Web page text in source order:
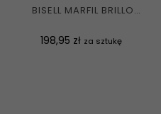
BISELL MARFIL BRILLO
Cena
198,95 zł za sztukę